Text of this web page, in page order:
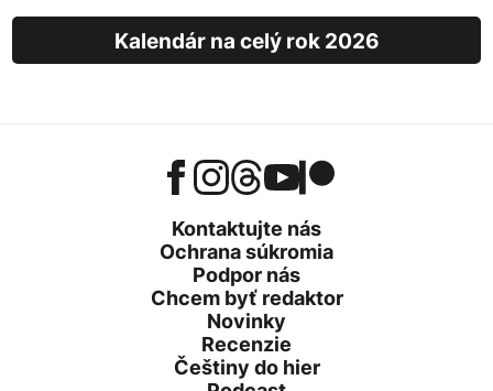
Kalendár na celý rok 2026
Kontaktujte nás
Ochrana súkromia
Podpor nás
Chcem byť redaktor
Novinky
Recenzie
Češtiny do hier